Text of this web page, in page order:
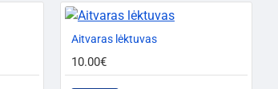
Aitvaras lėktuvas
10.00€